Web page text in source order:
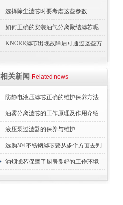
选择除尘滤芯时要考虑这些参数
如何正确的安装油气分离聚结滤芯呢
KNORR滤芯出现故障后可通过这些方
相关新闻 Related news
防静电液压滤芯正确的维护保养方法
油雾分离滤芯的工作原理及作用介绍
液压泵过滤器的保养与维护
选购304不锈钢滤芯要从多个方面去判
断
油烟滤芯保障了厨房良好的工作环境